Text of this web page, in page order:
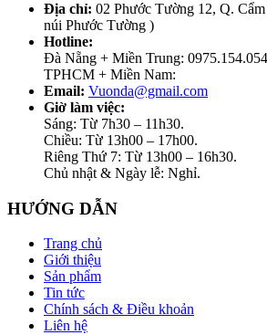
Địa chỉ: 02 Phước Tường 12, Q.
núi Phước Tường )
Hotline:
Đà Nẵng + Miền Trung: 0975.154.054
TPHCM + Miền Nam:
Email: Vuonda@gmail.com
Giờ làm việc:
Sáng: Từ 7h30 – 11h30.
Chiều: Từ 13h00 – 17h00.
Riêng Thứ 7: Từ 13h00 – 16h30.
Chủ nhật & Ngày lễ: Nghỉ.
HƯỚNG DẪN
Trang chủ
Giới thiệu
Sản phẩm
Tin tức
Chính sách & Điều khoản
Liên hệ